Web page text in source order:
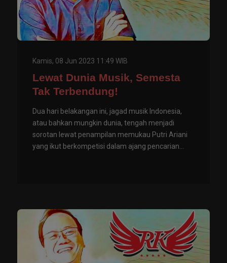
Kamis, 08 Jun 2023 11:49 WIB
Lewat Dunia Musik, Semesta
Tak Terbendung!
Dua hari belakangan ini, jagad musik Indonesia,
atau bahkan mungkin dunia, tengah menjadi
sorotan lewat penampilan memukau Putri Ariani
yang ikut berkompetisi dalam ajang pencarian...